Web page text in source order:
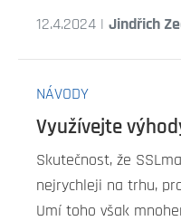
12.4.2024 | Jindřich
NÁVODY
Využívejte
Skutečnost, že
nejrychleji na trhu,
Umí toho však